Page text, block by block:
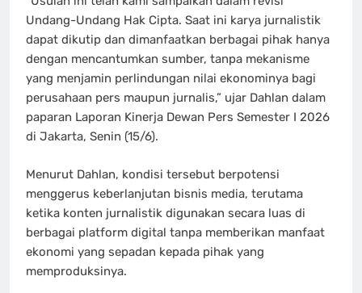
Undang-Undang Hak Cipta. Saat ini karya jurnalistik
dapat dikutip dan dimanfaatkan berbagai pihak hanya
dengan mencantumkan sumber, tanpa mekanisme
yang menjamin perlindungan nilai ekonominya bagi
perusahaan pers maupun jurnalis,” ujar Dahlan dalam
paparan Laporan Kinerja Dewan Pers Semester I 2026
di Jakarta, Senin (15/6).
Menurut Dahlan, kondisi tersebut berpotensi
menggerus keberlanjutan bisnis media, terutama
ketika konten jurnalistik digunakan secara luas di
berbagai platform digital tanpa memberikan manfaat
ekonomi yang sepadan kepada pihak yang
memproduksinya.